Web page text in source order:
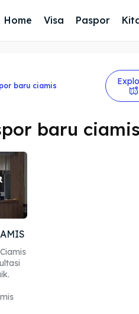
Explore
Explore
Home Visa Paspor
baru ciamis
baru